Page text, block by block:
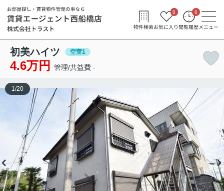
物件検索お気に入り
0
閲覧履歴
0
メニュー
初美ハイツ 空室1
4.6万円 管理/共益費 -
1/20